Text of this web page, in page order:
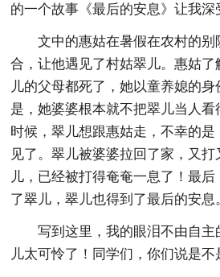
的一个故事《最后的安息》让我深
文中的惠姑在暑假在农村的别
合，让他遇见了村姑翠儿。惠姑
儿的父母都死了，她以童养媳的
是，她婆婆根本就不把翠儿当人
时候，翠儿想跟惠姑走，不幸的
见了。翠儿被婆婆拉回了家，又
儿，已经被打得奄奄一息了！最
了翠儿，翠儿也得到了最后的安息
写到这里，我的眼泪不由自
儿太可怜了！同学们，你们说是不